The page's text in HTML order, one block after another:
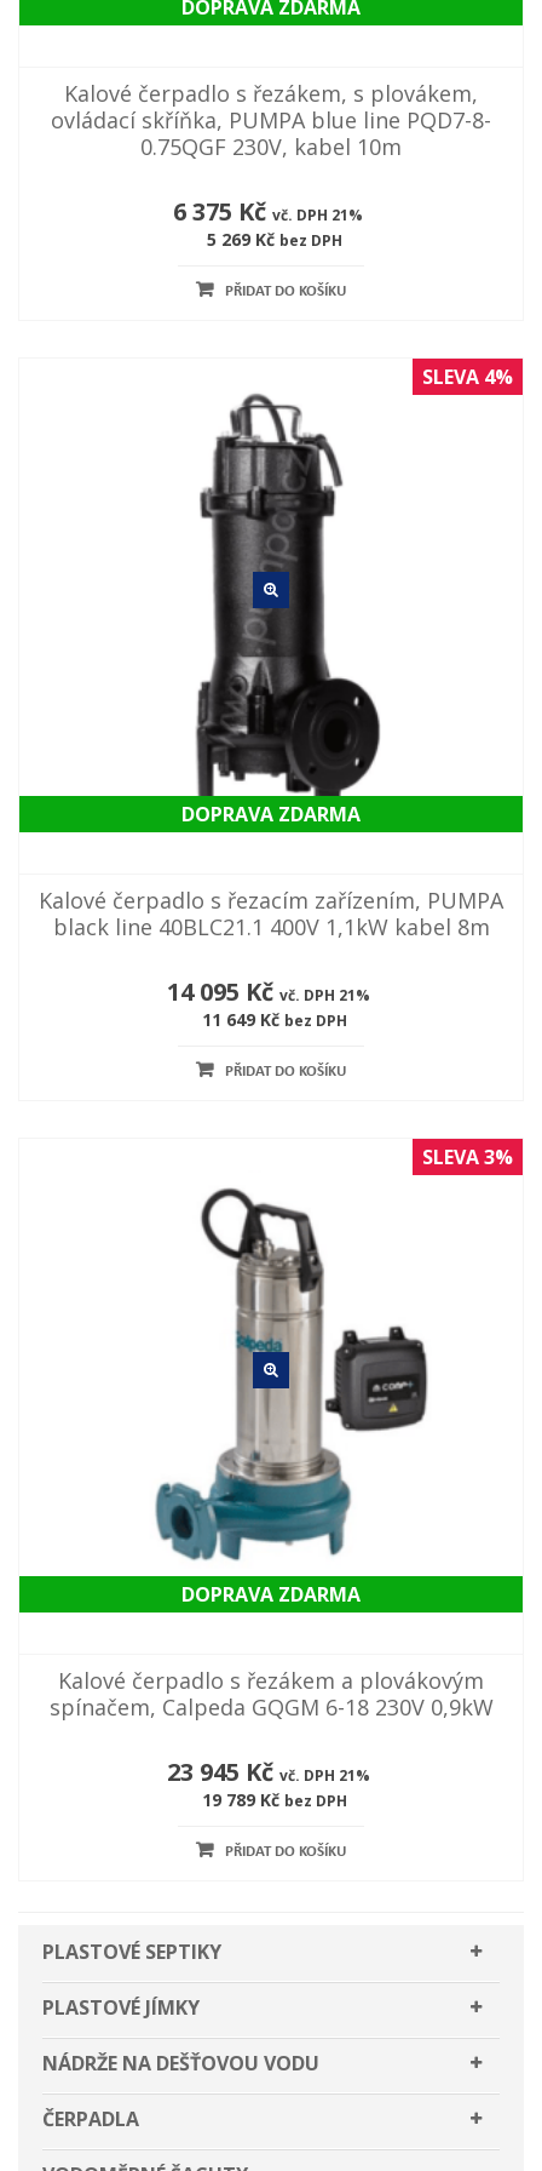
DOPRAVA ZDARMA
Kalové čerpadlo s řezákem, s plovákem,
ovládací skříňka, PUMPA blue line PQD7-8-
0.75QGF 230V, kabel 10m
6 375 Kč vč. DPH 21%
5 269 Kč bez DPH
PŘIDAT DO KOŠÍKU
DOPRAVA ZDARMA
SLEVA 4%
Kalové čerpadlo s řezacím zařízením, PUMPA
black line 40BLC21.1 400V 1,1kW kabel 8m
14 095 Kč vč. DPH 21%
11 649 Kč bez DPH
PŘIDAT DO KOŠÍKU
DOPRAVA ZDARMA
SLEVA 3%
Kalové čerpadlo s řezákem a plovákovým
spínačem, Calpeda GQGM 6-18 230V 0,9kW
23 945 Kč vč. DPH 21%
19 789 Kč bez DPH
PŘIDAT DO KOŠÍKU
PLASTOVÉ SEPTIKY
Kruhové septiky
Samonosné kruhové septiky
Dvouplášťové kruhové septiky
Hranaté septiky
Samonosné hranaté septiky
Dvouplášťové hranaté septiky
PLASTOVÉ JÍMKY
Kruhové jímky
Samonosné kruhové jímky
Dvouplášťové kruhové jímky
Hranaté jímky
Samonosné hranaté jímky
NÁDRŽE NA DEŠŤOVOU VODU
Kruhové nádrže na dešťovou vodu
Samonosné kruhové nádrže na dešťovou
ČERPADLA